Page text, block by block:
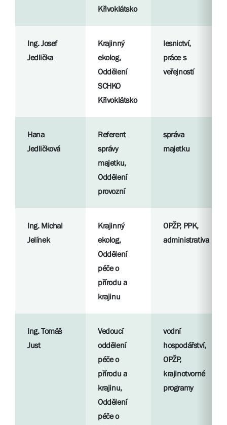
Křivoklátsko
Ing. Josef
Jedlička
Krajinný
ekolog,
Oddělení
SCHKO
Křivoklátsko
lesnictví,
práce s
veřejností
Hana
Jedličková
Referent
správy
majetku,
Oddělení
provozní
správa
majetku
Ing. Michal
Jelínek
Krajinný
ekolog,
Oddělení
péče o
přírodu a
krajinu
OPŽP, PPK,
administrativa
Ing. Tomáš
Just
Vedoucí
oddělení
péče o
přírodu a
krajinu,
Oddělení
péče o
vodní
hospodářství,
OPŽP,
krajinotvorné
programy